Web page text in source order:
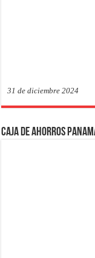
31 de diciembre 2024
Caja de Ahorros